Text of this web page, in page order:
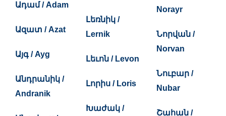
Ադամ / Adam
Ազատ / Azat
Այգ / Ayg
Անդրանիկ /
Andranik
Լեռնիկ /
Lernik
Լեւոն / Levon
Լորիս / Loris
Խաժակ /
Norayr
Նորվան /
Norvan
Նուբար /
Nubar
Շահան /